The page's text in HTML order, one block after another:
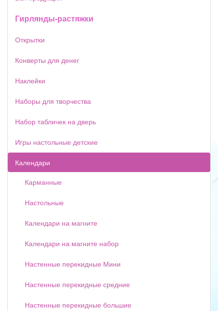
Гирлянды-растяжки
Открытки
Конверты для денег
Наклейки
Наборы для творчества
Набор табличек на дверь
Игры настольные детские
Календари
Карманные
Настольные
Календари на магните
Календари на магните набор
Настенные перекидные Мини
Настенные перекидные средние
Настенные перекидные большие